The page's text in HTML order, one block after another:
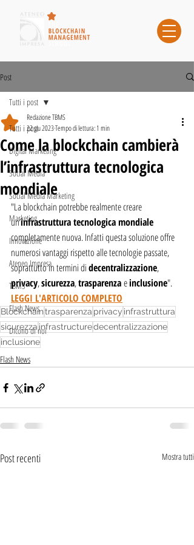
Post
Tutti i post
Digital Marketing
Social Media
Social Media Marketing
Marketing
Innovazione
Ateneo Impresa
TBMS
Flash News
Dicono di noi
Tutti i post
Come la blockchain cambierà
l’infrastruttura tecnologica
mondiale
Redazione TBMS
22 giu 2023Tempo di lettura: 1 min
"La blockchain potrebbe realmente creare
un’infrastruttura tecnologica mondiale
completamente nuova. Infatti questa soluzione offre
numerosi vantaggi rispetto alle tecnologie passate,
soprattutto in termini di decentralizzazione,
privacy, sicurezza, trasparenza e inclusione".
LEGGI L'ARTICOLO COMPLETO
Blockchaintrasparenza privacy infrastruttura
sicurezza infrastructuredecentralizzazione
inclusione
Flash News
Post recenti Mostra tutti